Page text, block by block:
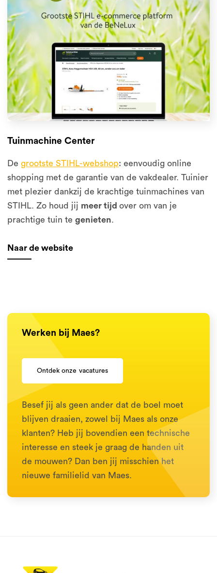
Tuinmachine Center
De grootste STIHL-webshop: eenvoudig online
shopping met de garantie van de vakdealer. Tuinier
met plezier dankzij de krachtige tuinmachines van
STIHL. Zo houd jij meer tijd over om van je
prachtige tuin te genieten.
Naar de website
Werken bij Maes?
Ontde k onze vacatures
Besef jij als geen ander dat de boel moet
blijven draaien, zowel bij Maes als onze
klanten? Heb jij bovendien een technische
interesse en steek je graag de handen uit
de mouwen? Dan ben jij misschien het
nieuwe familielid van Maes.